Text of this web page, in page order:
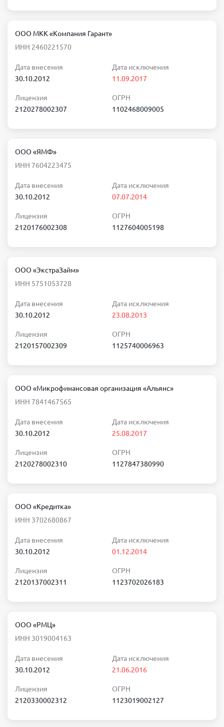
ООО МКК «Компания Гарант»
ИНН 2460221570
Дата внесения
30.10.2012
Дата исключения
11.09.2017
Лицензия
2120278002307
ОГРН
1102468009005
ООО «ЯМФ»
ИНН 7604223475
Дата внесения
30.10.2012
Дата исключения
07.07.2014
Лицензия
2120176002308
ОГРН
1127604005198
ООО «ЭкстраЗайм»
ИНН 5751053728
Дата внесения
30.10.2012
Дата исключения
23.08.2013
Лицензия
2120157002309
ОГРН
1125740006963
ООО «Микрофинансовая организация «Альянс»
ИНН 7841467565
Дата внесения
30.10.2012
Дата исключения
25.08.2017
Лицензия
2120278002310
ОГРН
1127847380990
ООО «Кредитка»
ИНН 3702680867
Дата внесения
30.10.2012
Дата исключения
01.12.2014
Лицензия
2120137002311
ОГРН
1123702026183
ООО «РМЦ»
ИНН 3019004163
Дата внесения
30.10.2012
Дата исключения
21.06.2016
Лицензия
2120330002312
ОГРН
1123019002127